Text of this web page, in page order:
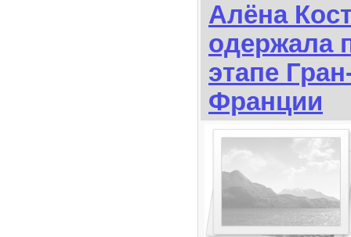
Алёна
одержала
этапе
Франции